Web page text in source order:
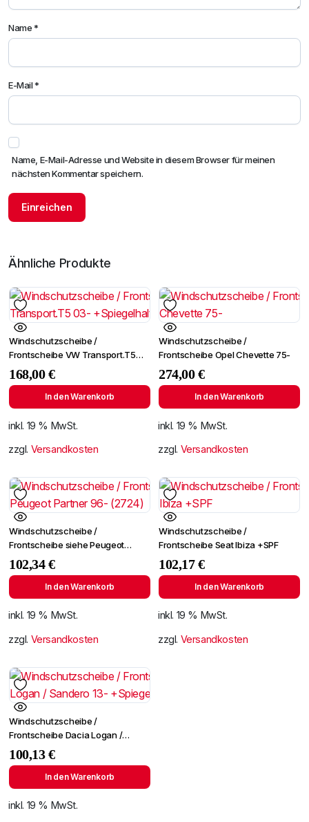
Name*
E-Mail*
Name, E-Mail-Adresse und Website in diesem Browser für meinen
nächsten Kommentar speichern.
Ähnliche Produkte
Windschutzscheibe /
Frontscheibe VW Transport.T5
03- +Spiegelhalter
168,00€
In den Warenkorb
inkl. 19 % MwSt.
zzgl. Versandkosten
Windschutzscheibe /
Frontscheibe Opel Chevette 75-
274,00€
In den Warenkorb
inkl. 19 % MwSt.
zzgl. Versandkosten
Windschutzscheibe /
Frontscheibe siehe Peugeot
Partner 96- (2724)
102,34€
In den Warenkorb
inkl. 19 % MwSt.
zzgl. Versandkosten
Windschutzscheibe /
Frontscheibe Seat Ibiza +SPF
102,17€
In den Warenkorb
inkl. 19 % MwSt.
zzgl. Versandkosten
Windschutzscheibe /
Frontscheibe Dacia Logan /
Sandero 13- +Spiegelhalter
100,13€
In den Warenkorb
inkl. 19 % MwSt.